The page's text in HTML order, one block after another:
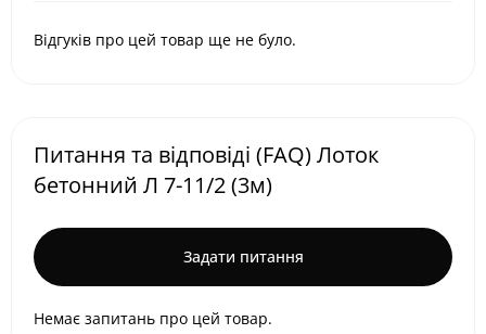
Відгуків про цей товар ще не було.
Питання та відповіді (FAQ) Лоток
бетонний Л 7-11/2 (3м)
Задати питання
Немає запитань про цей товар.